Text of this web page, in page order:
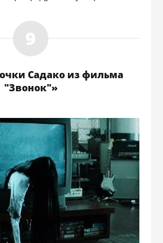
Садако из фильма
"Звонок"»